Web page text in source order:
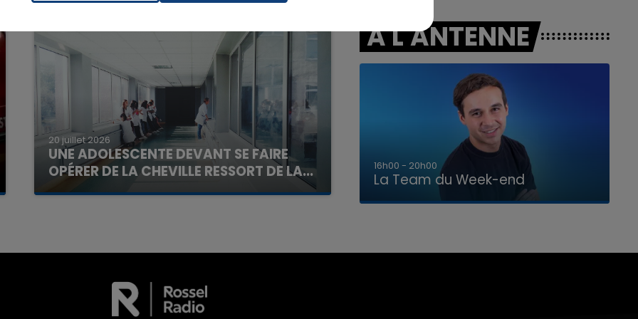
20 juillet 2026
UNE ADOLESCENTE DEVANT SE FAIRE
OPÉRER DE LA CHEVILLE RESSORT DE LA...
La famille a porté plainte contre la clinique qui a
A L'ANTENNE
16h00 - 20h00
La Team du Week-end
7h00 - 12h00
La Team du Week-end